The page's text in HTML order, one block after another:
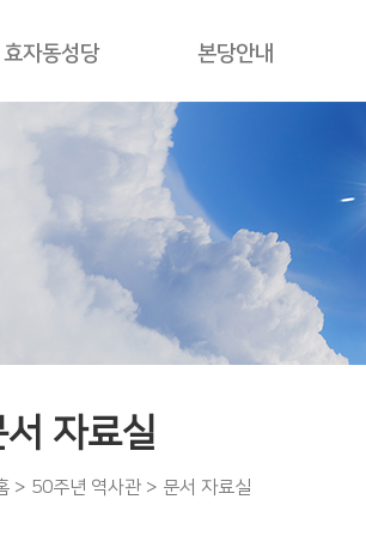
효자동성당 본당안내
자료실
> 50주년 역사관 > 문서 자료실